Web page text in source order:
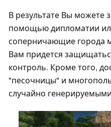
В результате Вы можете
помощью дипломатии
соперничающие города
Вам придется
контроль. Кроме того,
"песочницы" и
случайно